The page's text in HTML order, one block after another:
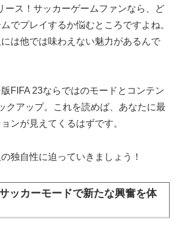
ース！サッカーゲームファンなら、ど
でプレイするか悩むところですよね。
は他では味わえない魅力があるんで
FIFA 23ならではのモードとコンテン
クアップ。これを読めば、あなたに最
ンが見えてくるはずです。
独自性に迫っていきましょう！
ッカーモードで新たな興奮を体